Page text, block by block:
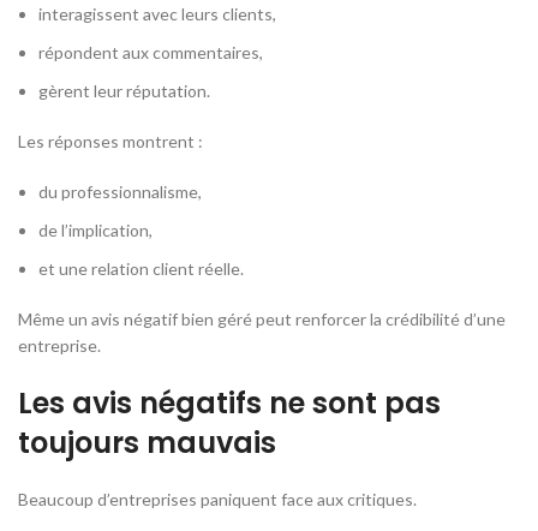
interagissent avec leurs clients,
répondent aux commentaires,
gèrent leur réputation.
Les réponses montrent :
du professionnalisme,
de l’implication,
et une relation client réelle.
Même un avis négatif bien géré peut renforcer la crédibilité d’une
entreprise.
Les avis négatifs ne sont pas
toujours mauvais
Beaucoup d’entreprises paniquent face aux critiques.